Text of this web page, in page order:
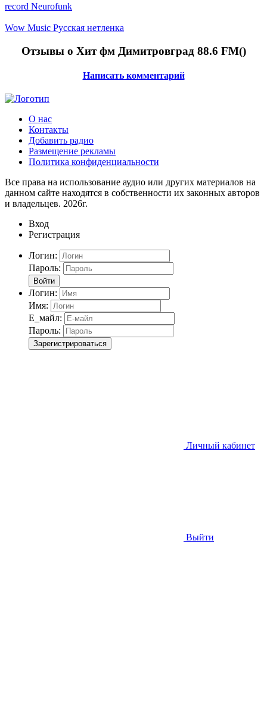
record Neurofunk
Wow Music Русская нетленка
Отзывы о Хит фм Димитровград 88.6 FM()
Написать комментарий
О нас
Контакты
Добавить радио
Размещение рекламы
Политика конфиденциальности
Все права на использование аудио или других материалов на
данном сайте находятся в собственности их законных авторов
и владельцев. 2026г.
Вход
Регистрация
Логин:
Пароль:
Войти
Логин:
Имя:
Е_майл:
Пароль:
Зарегистрироваться
Личный кабинет
Выйти